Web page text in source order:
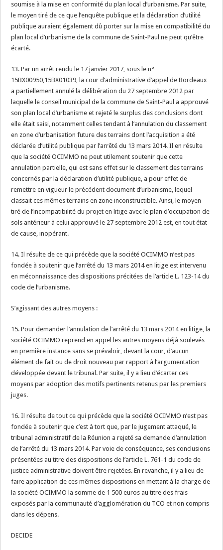
soumise à la mise en conformité du plan local d’urbanisme. Par suite,
le moyen tiré de ce que l’enquête publique et la déclaration d’utilité
publique auraient également dû porter sur la mise en compatibilité du
plan local d’urbanisme de la commune de Saint-Paul ne peut qu’être
écarté.
13. Par un arrêt rendu le 17 janvier 2017, sous le n°
15BX00950,15BX01039, la cour d’administrative d’appel de Bordeaux
a partiellement annulé la délibération du 27 septembre 2012 par
laquelle le conseil municipal de la commune de Saint-Paul a approuvé
son plan local d’urbanisme et rejeté le surplus des conclusions dont
elle était saisi, notamment celles tendant à l’annulation du classement
en zone d’urbanisation future des terrains dont l’acquisition a été
déclarée d’utilité publique par l’arrêté du 13 mars 2014. Il en résulte
que la société OCIMMO ne peut utilement soutenir que cette
annulation partielle, qui est sans effet sur le classement des terrains
concernés par la déclaration d’utilité publique, a pour effet de
remettre en vigueur le précédent document d’urbanisme, lequel
classait ces mêmes terrains en zone inconstructible. Ainsi, le moyen
tiré de l’incompatibilité du projet en litige avec le plan d’occupation de
sols antérieur à celui approuvé le 27 septembre 2012 est, en tout état
de cause, inopérant.
14. Il résulte de ce qui précède que la société OCIMMO n’est pas
fondée à soutenir que l’arrêté du 13 mars 2014 en litige est intervenu
en méconnaissance des dispositions précitées de l’article L. 123-14 du
code de l’urbanisme.
S’agissant des autres moyens :
15. Pour demander l’annulation de l’arrêté du 13 mars 2014 en litige, la
société OCIMMO reprend en appel les autres moyens déjà soulevés
en première instance sans se prévaloir, devant la cour, d’aucun
élément de fait ou de droit nouveau par rapport à l’argumentation
développée devant le tribunal. Par suite, il y a lieu d’écarter ces
moyens par adoption des motifs pertinents retenus par les premiers
juges.
16. Il résulte de tout ce qui précède que la société OCIMMO n’est pas
fondée à soutenir que c’est à tort que, par le jugement attaqué, le
tribunal administratif de la Réunion a rejeté sa demande d’annulation
de l’arrêté du 13 mars 2014. Par voie de conséquence, ses conclusions
présentées au titre des dispositions de l’article L. 761-1 du code de
justice administrative doivent être rejetées. En revanche, il y a lieu de
faire application de ces mêmes dispositions en mettant à la charge de
la société OCIMMO la somme de 1 500 euros au titre des frais
exposés par la communauté d’agglomération du TCO et non compris
dans les dépens.
DECIDE